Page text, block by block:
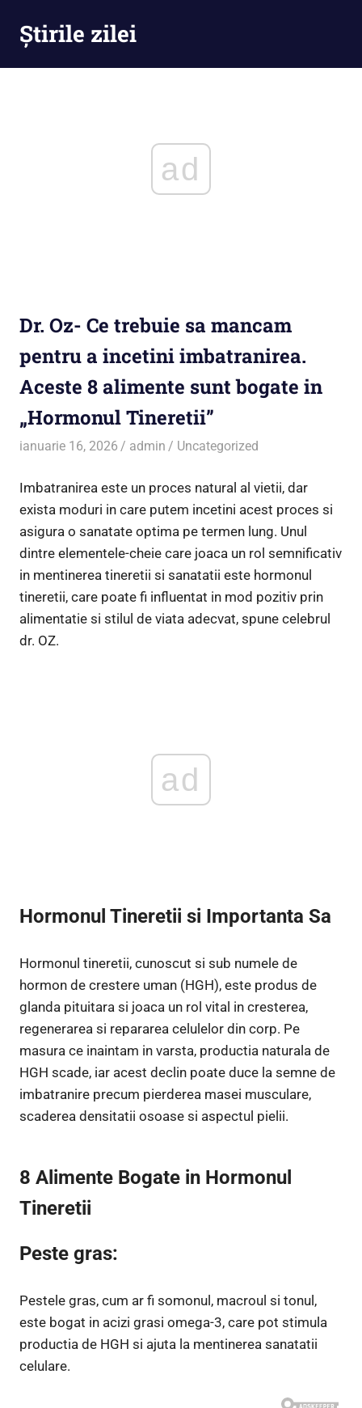
content
Știrile zilei
ad
Dr. Oz- Ce trebuie sa mancam
pentru a incetini imbatranirea.
Aceste 8 alimente sunt bogate in
„Hormonul Tineretii”
ianuarie 16, 2026 admin Uncategorized
Imbatranirea este un proces natural al vietii, dar
exista moduri in care putem incetini acest proces si
asigura o sanatate optima pe termen lung. Unul
dintre elementele-cheie care joaca un rol semnificativ
in mentinerea tineretii si sanatatii este hormonul
tineretii, care poate fi influentat in mod pozitiv prin
alimentatie si stilul de viata adecvat, spune celebrul
dr. OZ.
ad
Hormonul Tineretii si Importanta Sa
Hormonul tineretii, cunoscut si sub numele de
hormon de crestere uman (HGH), este produs de
glanda pituitara si joaca un rol vital in cresterea,
regenerarea si repararea celulelor din corp. Pe
masura ce inaintam in varsta, productia naturala de
HGH scade, iar acest declin poate duce la semne de
imbatranire precum pierderea masei musculare,
scaderea densitatii osoase si aspectul pielii.
8 Alimente Bogate in Hormonul
Tineretii
Peste gras:
Pestele gras, cum ar fi somonul, macroul si tonul,
este bogat in acizi grasi omega-3, care pot stimula
productia de HGH si ajuta la mentinerea sanatatii
celulare.